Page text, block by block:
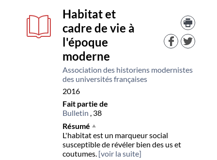
Détail
document
Habitat et
cadre de vie à
l'époque
moderne
Association des historiens modernistes
des universités françaises
2016
Fait partie de
Bulletin , 38
Résumé
L'habitat est un marqueur social
susceptible de révéler bien des us et
coutumes. [voir la suite]